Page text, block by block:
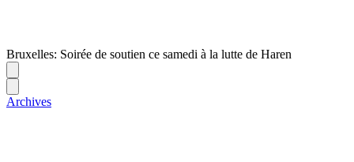
Bruxelles: Soirée de soutien ce samedi à la lutte de Haren
Archives